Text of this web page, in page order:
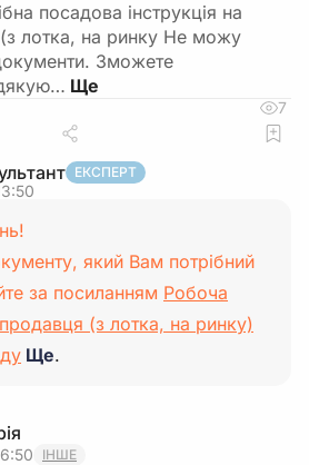
посадова інструкція на
лотка, на ринку Не можу
Зможете
7
ЕКСПЕРТ
який Вам потрібний
за посиланням Робоча
продавця (з лотка, на ринку)
Ще.
ІНШЕ